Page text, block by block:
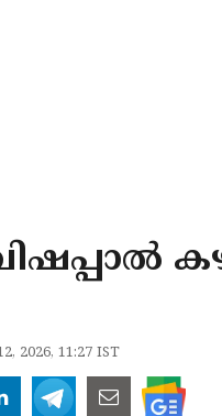
2026, 11:27 IST